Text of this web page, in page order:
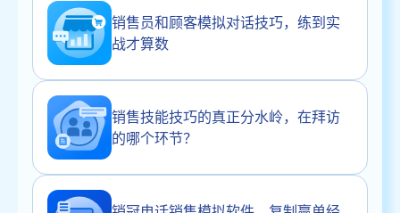
销售员和顾客模拟对话技巧，练到实
战才算数
销售技能技巧的真正分水岭，在拜访
的哪个环节？